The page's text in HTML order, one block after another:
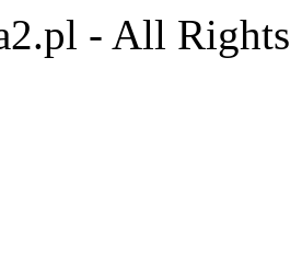
- All Rights